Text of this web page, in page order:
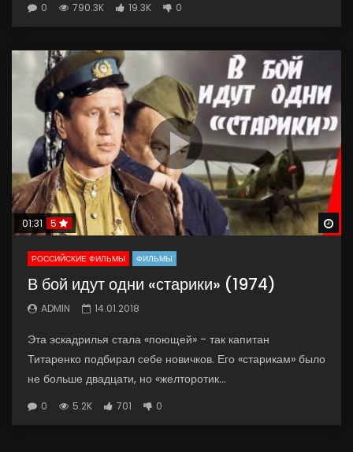
0 790.3K 19.3K 0
01:31 5
РОССИЙСКИЕ ФИЛЬМЫ ФИЛЬМЫ
В бой идут одни «старики» (1974)
ADMIN 14.01.2018
Эта эскадрилья стала «поющей» - так капитан
Титаренко подбирал себе новичков. Его «старикам» было
не больше двадцати, но «желторотик...
0 5.2K 701 0